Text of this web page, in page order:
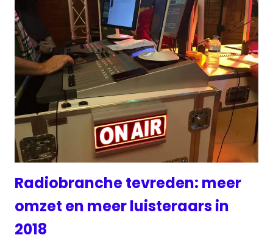
Radiobranche tevreden: meer
omzet en meer luisteraars in
2018